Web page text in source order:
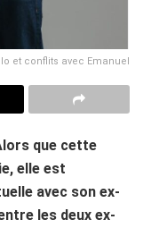
et conflits avec Emanuel
que cette
elle est
avec son ex-
les deux ex-